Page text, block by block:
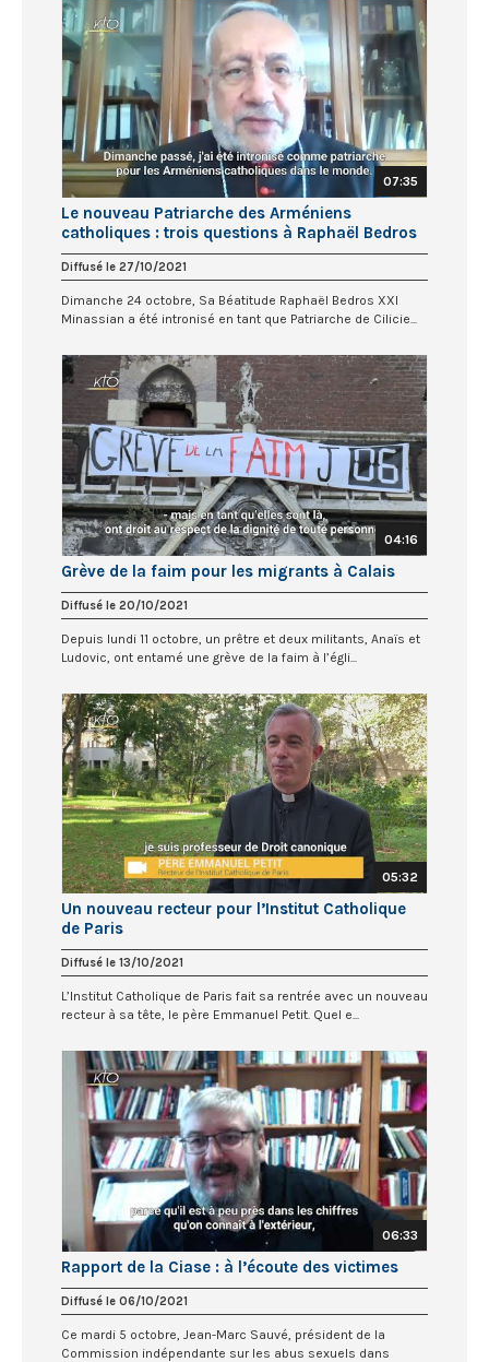
07:35
Le nouveau Patriarche des Arméniens
catholiques : trois questions à Raphaël Bedros
XXI Minassian
Diffusé le 27/10/2021
Dimanche 24 octobre, Sa Béatitude Raphaël Bedros XXI
Minassian a été intronisé en tant que Patriarche de Cilicie...
04:16
Grève de la faim pour les migrants à Calais
Diffusé le 20/10/2021
Depuis lundi 11 octobre, un prêtre et deux militants, Anaïs et
Ludovic, ont entamé une grève de la faim à l’égli...
05:32
Un nouveau recteur pour l’Institut Catholique
de Paris
Diffusé le 13/10/2021
L’Institut Catholique de Paris fait sa rentrée avec un nouveau
recteur à sa tête, le père Emmanuel Petit. Quel e...
06:33
Rapport de la Ciase : à l’écoute des victimes
Diffusé le 06/10/2021
Ce mardi 5 octobre, Jean-Marc Sauvé, président de la
Commission indépendante sur les abus sexuels dans